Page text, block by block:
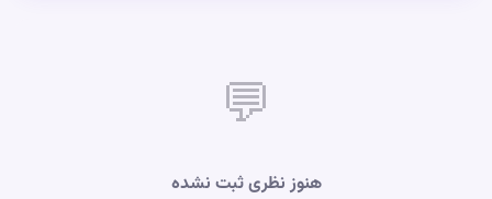
💬
هنوز نظری ثبت نشده